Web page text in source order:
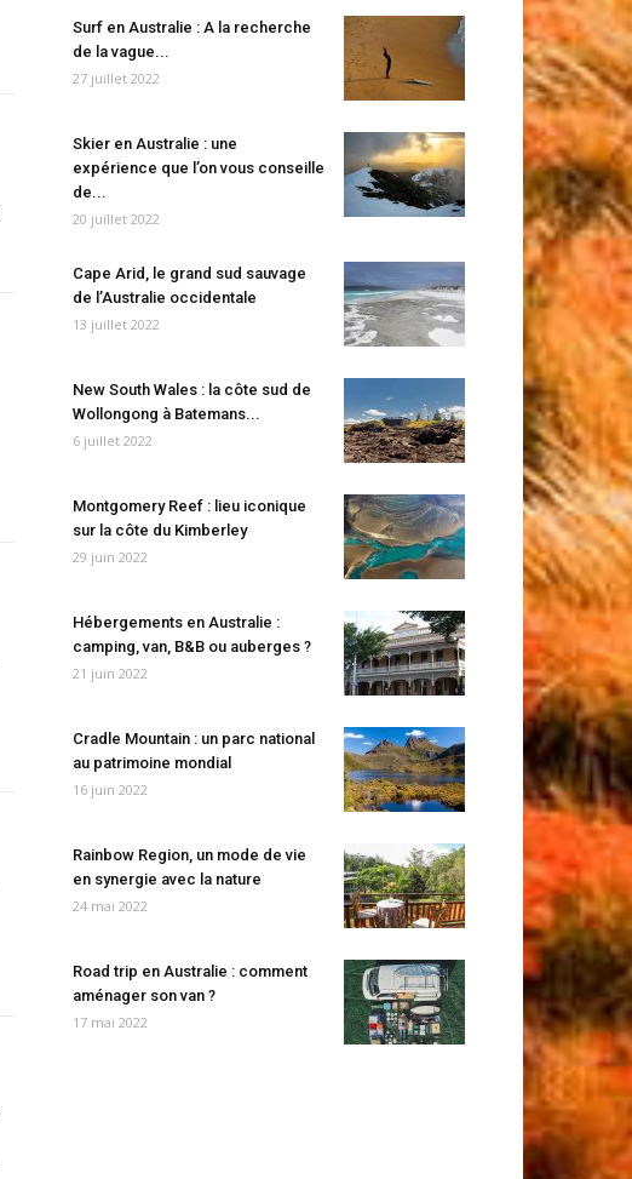
Surf en Australie : A la recherche
de la vague...
27 juillet 2022
Skier en Australie : une
expérience que l’on vous conseille
de...
20 juillet 2022
Cape Arid, le grand sud sauvage
de l’Australie occidentale
13 juillet 2022
New South Wales : la côte sud de
Wollongong à Batemans...
6 juillet 2022
Montgomery Reef : lieu iconique
sur la côte du Kimberley
29 juin 2022
Hébergements en Australie :
camping, van, B&B ou auberges ?
21 juin 2022
Cradle Mountain : un parc national
au patrimoine mondial
16 juin 2022
Rainbow Region, un mode de vie
en synergie avec la nature
24 mai 2022
Road trip en Australie : comment
aménager son van ?
17 mai 2022